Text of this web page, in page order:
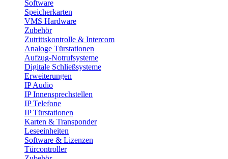
Software
Speicherkarten
VMS Hardware
Zubehör
Zutrittskontrolle & Intercom
Analoge Türstationen
Aufzug-Notrufsysteme
Digitale Schließsysteme
Erweiterungen
IP Audio
IP Innensprechstellen
IP Telefone
IP Türstationen
Karten & Transponder
Leseeinheiten
Software & Lizenzen
Türcontroller